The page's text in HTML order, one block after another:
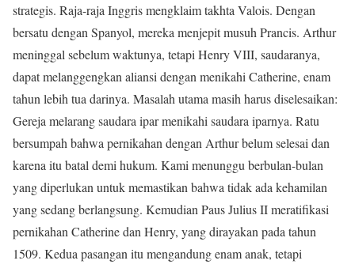
strategis. Raja-raja Inggris mengklaim takhta Valois. Dengan
bersatu dengan Spanyol, mereka menjepit musuh Prancis. Arthur
meninggal sebelum waktunya, tetapi Henry VIII, saudaranya,
dapat melanggengkan aliansi dengan menikahi Catherine, enam
tahun lebih tua darinya. Masalah utama masih harus diselesaikan:
Gereja melarang saudara ipar menikahi saudara iparnya. Ratu
bersumpah bahwa pernikahan dengan Arthur belum selesai dan
karena itu batal demi hukum. Kami menunggu berbulan-bulan
yang diperlukan untuk memastikan bahwa tidak ada kehamilan
yang sedang berlangsung. Kemudian Paus Julius II meratifikasi
pernikahan Catherine dan Henry, yang dirayakan pada tahun
1509. Kedua pasangan itu mengandung enam anak, tetapi